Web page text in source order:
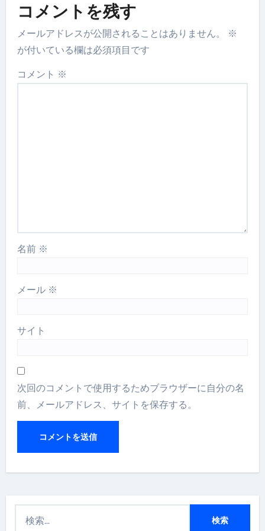
コメントを残す
メールアドレスが公開されることはありません。
※
が付いている欄は必須項目です
コメント ※
名前 ※
メール ※
サイト
次回のコメントで使用するためブラウザーに自分の名
前、メールアドレス、サイトを保存する。